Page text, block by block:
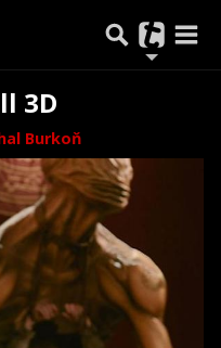
3D
Burkoň